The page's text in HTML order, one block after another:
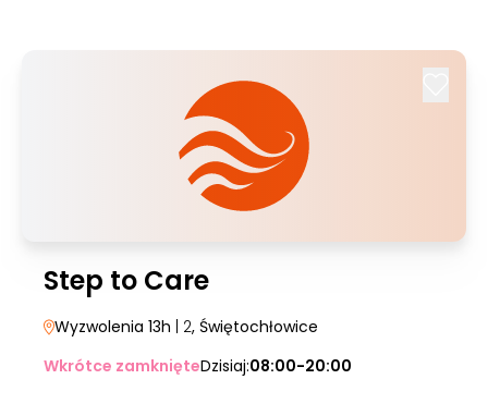
Step to Care
Wyzwolenia 13h | 2, Świętochłowice
Wkrótce zamknięteDzisiaj:08:00-20:00